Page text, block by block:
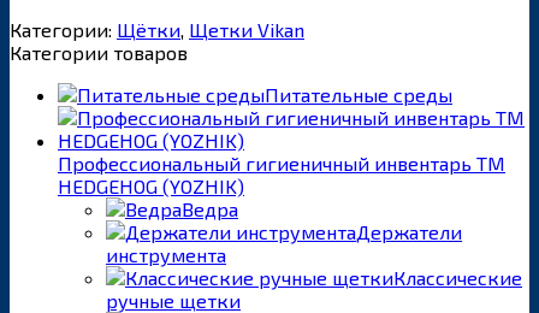
Категории: Щётки Щетки Vikan
Категории товаров
Питательные среды
Профессиональный гигиеничный инвентарь ТМ
HEDGEHOG (YOZHIK)
Ведра
Держатели
инструмента
Классические
ручные щетки